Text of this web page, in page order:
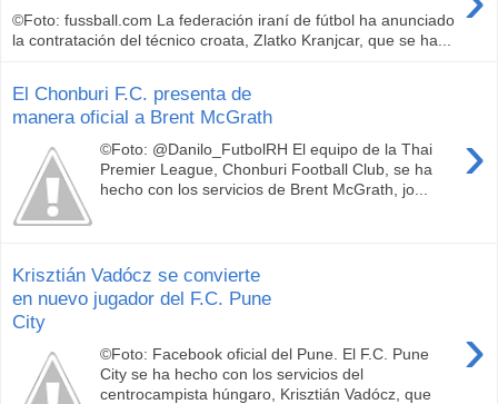
©Foto: fussball.com La federación iraní de fútbol ha anunciado
la contratación del técnico croata, Zlatko Kranjcar, que se ha...
El Chonburi F.C. presenta de
manera oficial a Brent McGrath
›
©Foto: @Danilo_FutbolRH El equipo de la Thai
Premier League, Chonburi Football Club, se ha
hecho con los servicios de Brent McGrath, jo...
Krisztián Vadócz se convierte
en nuevo jugador del F.C. Pune
City
›
©Foto: Facebook oficial del Pune. El F.C. Pune
City se ha hecho con los servicios del
centrocampista húngaro, Krisztián Vadócz, que